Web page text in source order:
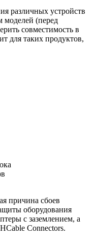
различных устройств
моделей (перед
совместимость в
для таких продуктов,
причина сбоев
оборудования
с заземлением, а
Connectors.